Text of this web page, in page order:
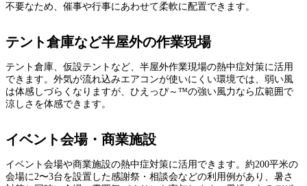
不要なため、催事や行事にあわせて柔軟に配置できます。
テント倉庫など半屋外の作業現場
テント倉庫、仮設テントなど、半屋外作業現場の熱中症対策に活用
できます。外気が流れ込みエアコンが使いにくい環境では、弱い風
は体感しづらくなりますが、ひえっぴ～™の強い風力なら広範囲で
涼しさを体感できます。
イベント会場・商業施設
イベント会場や商業施設の熱中症対策に活用できます。約200平米の
会場に2〜3台を設置した感謝祭・相談会などの利用例があり、暑さ